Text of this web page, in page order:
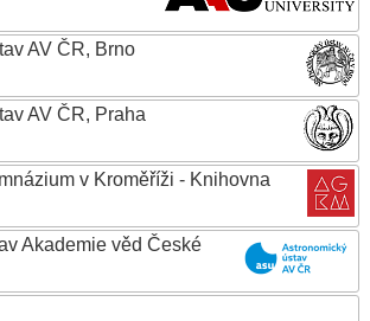
AV ČR, Brno
AV ČR, Praha
v Kroměříži - Knihovna
Akademie věd České